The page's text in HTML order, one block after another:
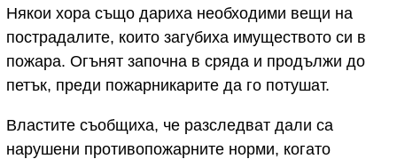
Някои хора също дариха необходими вещи на
пострадалите, които загубиха имуществото си в
пожара. Огънят започна в сряда и продължи до
петък, преди пожарникарите да го потушат.
Властите съобщиха, че разследват дали са
нарушени противопожарните норми, когато